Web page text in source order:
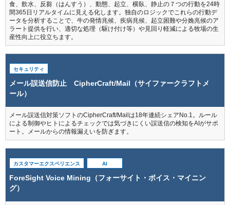
食、飲水、反芻（はんすう）、動態、起立、横臥、静止の７つの行動を24時
間365日リアルタイムに見える化します。独自のロジックでこれらの行動デ
ータを分析することで、牛の発情兆候、疾病兆候、起立困難や分娩兆候のア
ラート提供を行い、適切な処理（駆け付け等）や見回り軽減による牧場の生
産性向上に役立ちます。
セキュリティ
メール誤送信防止 CipherCraft/Mail（サイファークラフトメ
ール）
メール誤送信対策ソフトのCipherCraft/Mailは18年連続シェアNo.1。ルール
による制御やヒトによるチェックでは気づきにくい誤送信の検知をAIがサポ
ート。メールからの情報漏えいを防ぎます。
カスタマーエクスペリエンス AI
ForeSight Voice Mining（フォーサイト・ボイス・マイニン
グ）